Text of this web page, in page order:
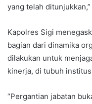
yang telah
Kapolres Sigi
bagian dari dinamika
dilakukan untuk
kinerja, di tubuh
“Pergantian jabatan